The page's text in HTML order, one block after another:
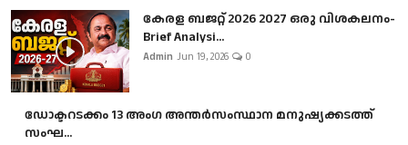
കേരള ബജറ്റ് 2026 2027 ഒരു വിശകലനം-
Brief Analysi...
Admin Jun 19, 2026 0
ഡോക്ടറടക്കം 13 അംഗ അന്തർസംസ്ഥാന മനുഷ്യക്കടത്ത്
സംഘ...